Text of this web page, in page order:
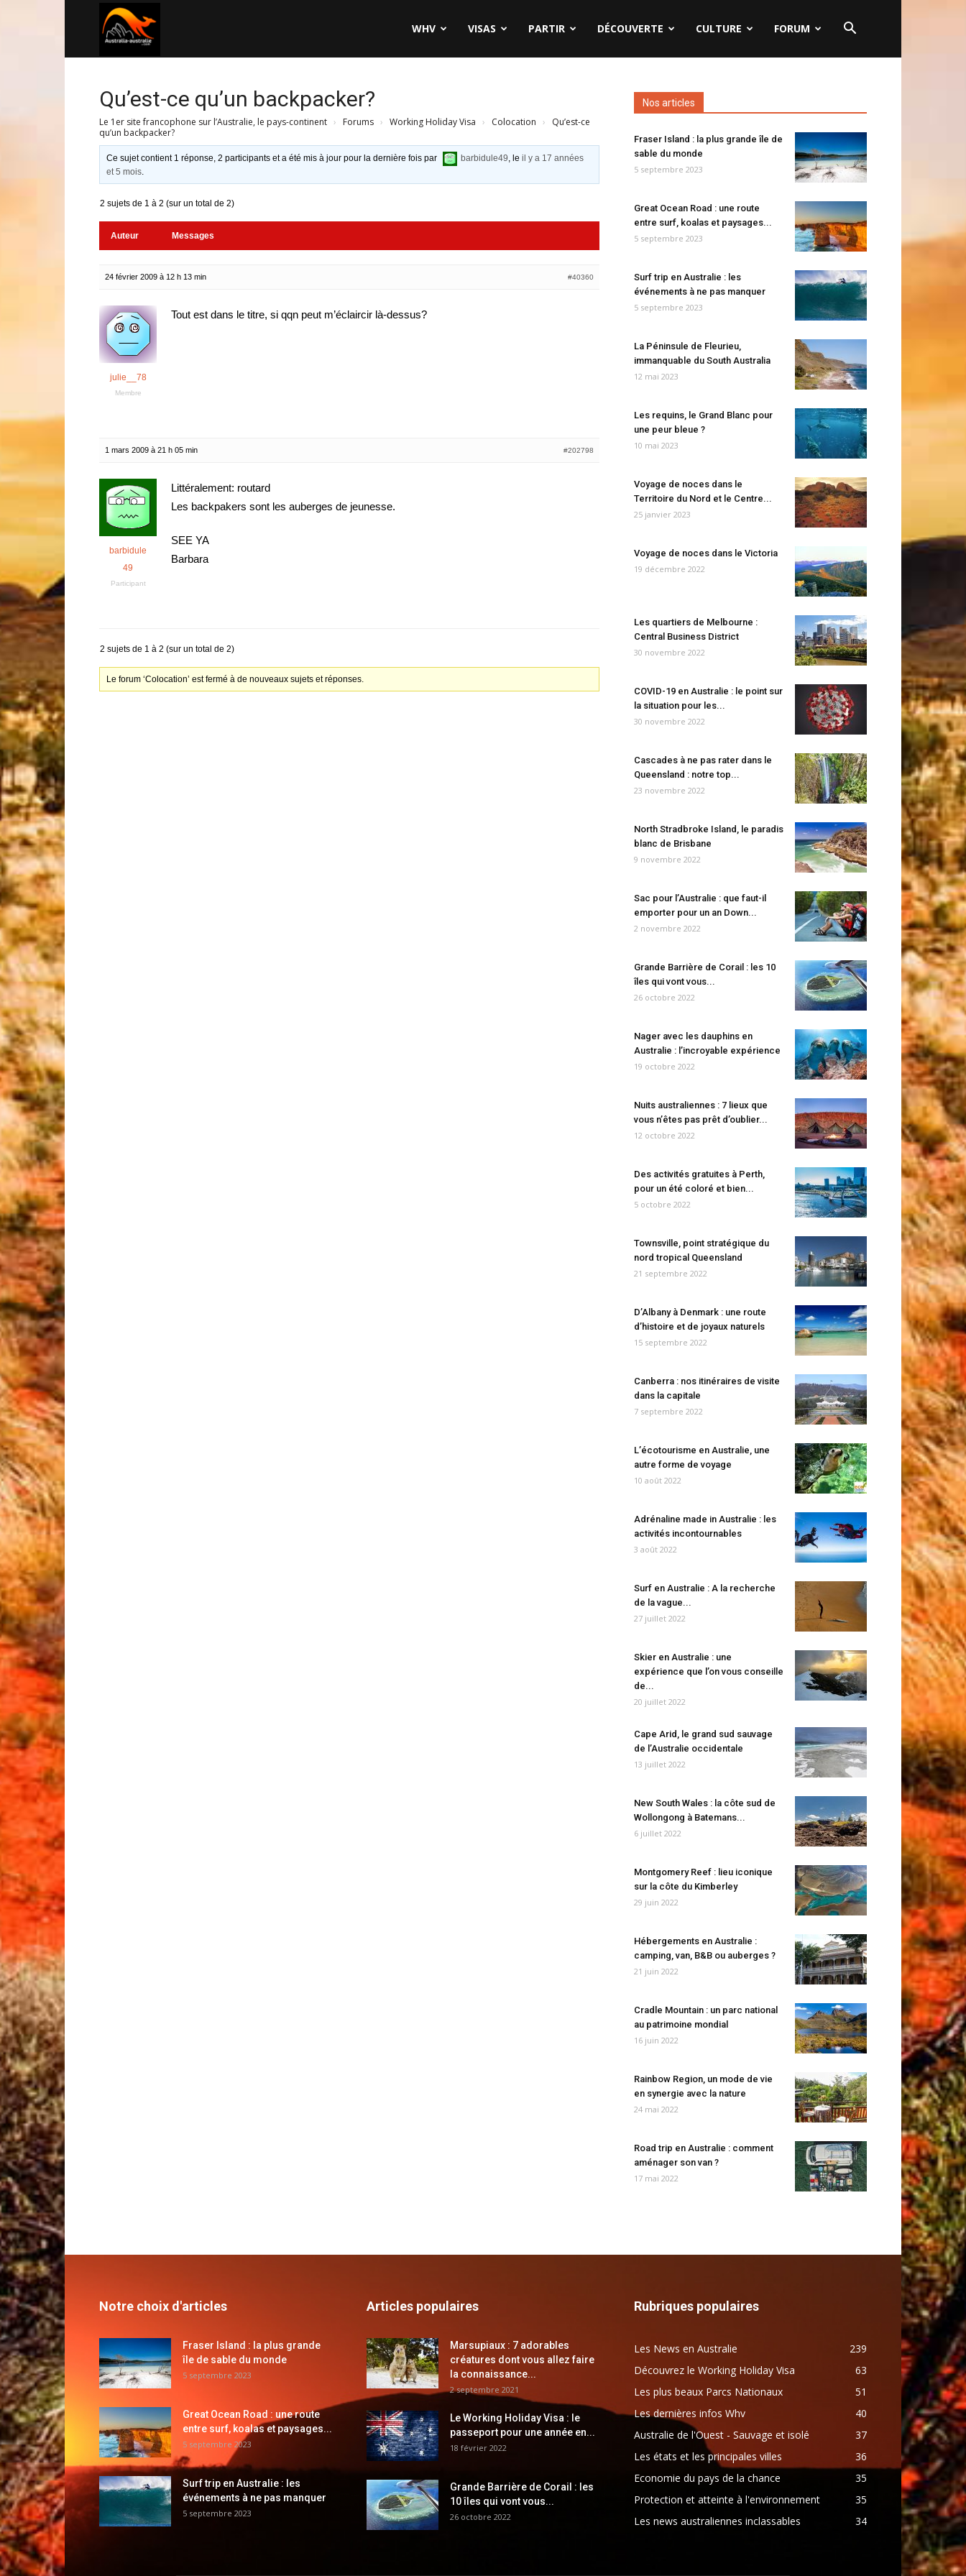
WHV VISAS PARTIR DÉCOUVERTE CULTURE FORUM
Qu’est-ce qu’un backpacker?
Le 1er site francophone sur l’Australie, le pays-continent › Forums › Working Holiday Visa › Colocation ›
Qu’est-ce
qu’un backpacker?
Ce sujet contient 1 réponse, 2 participants et a été mis à jour pour la dernière fois par barbidule49, leil y a 17 années
et 5 mois.
2 sujets de 1 à 2 (sur un total de 2)
Auteur Messages
24 février 2009 à 12 h 13 min #40360
julie__78
Membre
Tout est dans le titre, si qqn peut m’éclaircir là-dessus?
1 mars 2009 à 21 h 05 min #202798
barbidule
49
Participant
Littéralement: routard
Les backpakers sont les auberges de jeunesse.
SEE YA
Barbara
2 sujets de 1 à 2 (sur un total de 2)
Le forum ‘Colocation’ est fermé à de nouveaux sujets et réponses.
Nos articles
Fraser Island : la plus grande île de
sable du monde
5 septembre 2023
Great Ocean Road : une route
entre surf, koalas et paysages...
5 septembre 2023
Surf trip en Australie : les
événements à ne pas manquer
5 septembre 2023
La Péninsule de Fleurieu,
immanquable du South Australia
12 mai 2023
Les requins, le Grand Blanc pour
une peur bleue ?
10 mai 2023
Voyage de noces dans le
Territoire du Nord et le Centre...
25 janvier 2023
Voyage de noces dans le Victoria
19 décembre 2022
Les quartiers de Melbourne :
Central Business District
30 novembre 2022
COVID-19 en Australie : le point sur
la situation pour les...
30 novembre 2022
Cascades à ne pas rater dans le
Queensland : notre top...
23 novembre 2022
North Stradbroke Island, le paradis
blanc de Brisbane
9 novembre 2022
Sac pour l’Australie : que faut-il
emporter pour un an Down...
2 novembre 2022
Grande Barrière de Corail : les 10
îles qui vont vous...
26 octobre 2022
Nager avec les dauphins en
Australie : l’incroyable expérience
19 octobre 2022
Nuits australiennes : 7 lieux que
vous n’êtes pas prêt d’oublier...
12 octobre 2022
Des activités gratuites à Perth,
pour un été coloré et bien...
5 octobre 2022
Townsville, point stratégique du
nord tropical Queensland
21 septembre 2022
D’Albany à Denmark : une route
d’histoire et de joyaux naturels
15 septembre 2022
Canberra : nos itinéraires de visite
dans la capitale
7 septembre 2022
L’écotourisme en Australie, une
autre forme de voyage
10 août 2022
Adrénaline made in Australie : les
activités incontournables
3 août 2022
Surf en Australie : A la recherche
de la vague...
27 juillet 2022
Skier en Australie : une
expérience que l’on vous conseille
de...
20 juillet 2022
Cape Arid, le grand sud sauvage
de l’Australie occidentale
13 juillet 2022
New South Wales : la côte sud de
Wollongong à Batemans...
6 juillet 2022
Montgomery Reef : lieu iconique
sur la côte du Kimberley
29 juin 2022
Hébergements en Australie :
camping, van, B&B ou auberges ?
21 juin 2022
Cradle Mountain : un parc national
au patrimoine mondial
16 juin 2022
Rainbow Region, un mode de vie
en synergie avec la nature
24 mai 2022
Road trip en Australie : comment
aménager son van ?
17 mai 2022
Notre choix d'articles
Fraser Island : la plus grande
île de sable du monde
5 septembre 2023
Great Ocean Road : une route
entre surf, koalas et paysages...
5 septembre 2023
Surf trip en Australie : les
événements à ne pas manquer
5 septembre 2023
Articles populaires
Marsupiaux : 7 adorables
créatures dont vous allez faire
la connaissance...
2 septembre 2021
Le Working Holiday Visa : le
passeport pour une année en...
18 février 2022
Grande Barrière de Corail : les
10 îles qui vont vous...
26 octobre 2022
Rubriques populaires
Les News en Australie
239
Découvrez le Working Holiday Visa
63
Les plus beaux Parcs Nationaux
51
Les dernières infos Whv
40
Australie de l'Ouest - Sauvage et isolé
37
Les états et les principales villes
36
Economie du pays de la chance
35
Protection et atteinte à l'environnement
35
Les news australiennes inclassables
34